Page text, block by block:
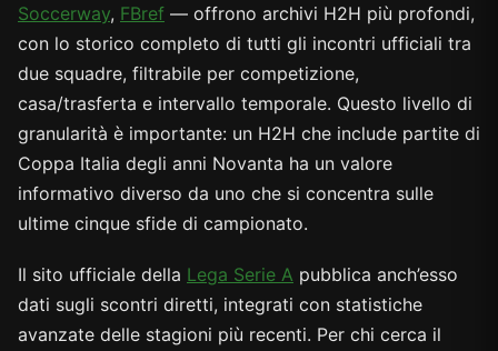
Soccerway, FBref — offrono archivi H2H più profondi,
con lo storico completo di tutti gli incontri ufficiali tra
due squadre, filtrabile per competizione,
casa/trasferta e intervallo temporale. Questo livello di
granularità è importante: un H2H che include partite di
Coppa Italia degli anni Novanta ha un valore
informativo diverso da uno che si concentra sulle
ultime cinque sfide di campionato.
Il sito ufficiale della Lega Serie A pubblica anch’esso
dati sugli scontri diretti, integrati con statistiche
avanzate delle stagioni più recenti. Per chi cerca il